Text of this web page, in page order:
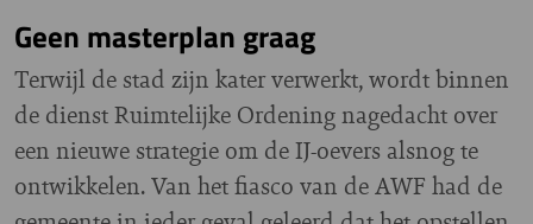
Geen masterplan graag
Terwijl de stad zijn kater verwerkt, wordt binnen
de dienst Ruimtelijke Ordening nagedacht over
een nieuwe strategie om de IJ-oevers alsnog te
ontwikkelen. Van het fiasco van de AWF had de